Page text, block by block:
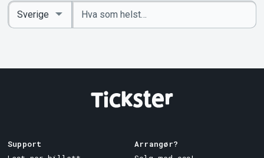
Angi
nøkkelord
Select
Country
Support
Arrangør?